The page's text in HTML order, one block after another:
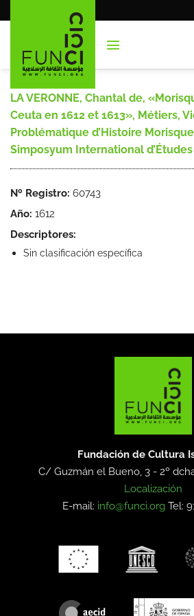
al
LA VERONNE, Chantal de,
Ceuta en 1612 et 1613», Métiers,
Problématique d’Histoire
Simposyum International
Nº Registro: 60743
Año: 1612
Descriptores:
Sin clasificación específica
Fundación de Cultura
C/ Guzmán el Bueno, 3 - 2º
Localización
E-mail: info@funci.org Tel: